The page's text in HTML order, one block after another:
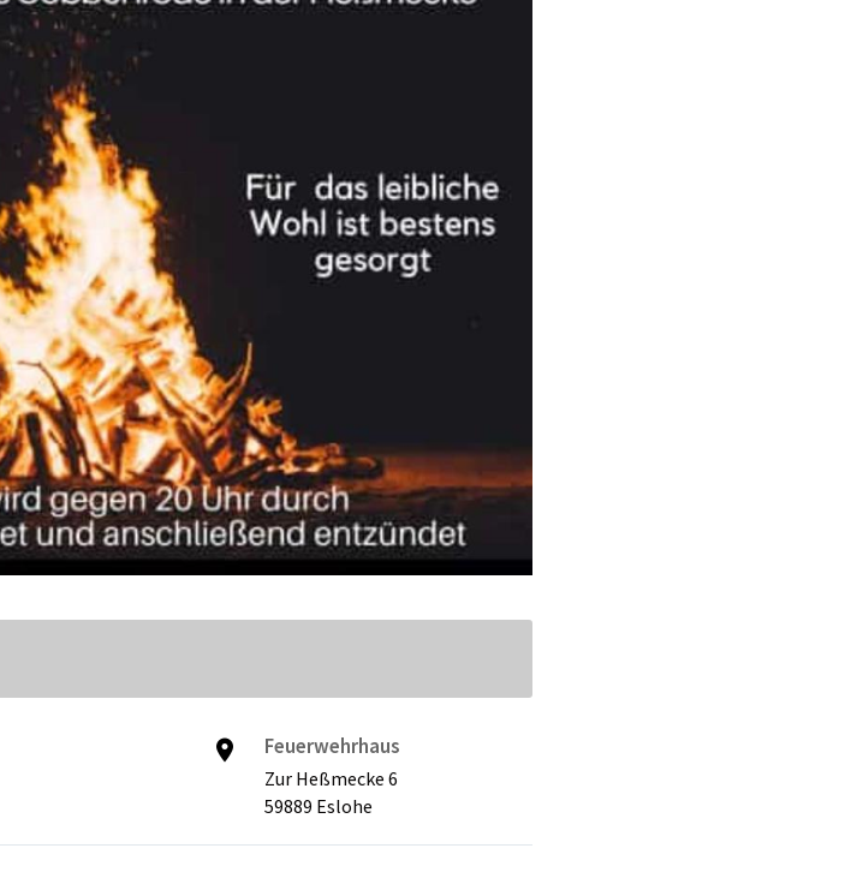
Feuerwehrhaus
Zur Heßmecke 6
59889 Eslohe